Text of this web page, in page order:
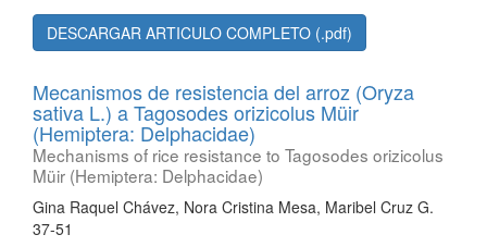
DESCARGAR ARTICULO COMPLETO (.pdf)
Mecanismos de resistencia del arroz (Oryza
sativa L.) a Tagosodes orizicolus Müir
(Hemiptera: Delphacidae)
Mechanisms of rice resistance to Tagosodes orizicolus
Müir (Hemiptera: Delphacidae)
Gina Raquel Chávez, Nora Cristina Mesa, Maribel Cruz G.
37-51